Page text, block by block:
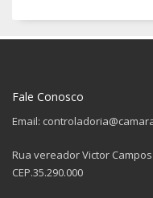
Fale Conosco
Email:
Rua vereador Victor
CEP.35.290.000